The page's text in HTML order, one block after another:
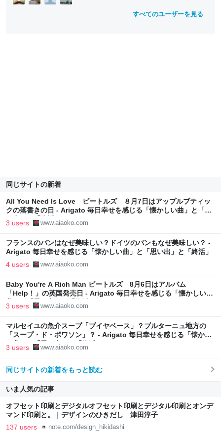
すべてのユーザーを見る
同じサイトの新着
All You Need Is Love ビートルズ ８月7日はアップルブティッ
クの落書きの日 - Arigato 毎日幸せを感じる「懐かしい曲」と「思
い出」と「終活」
3 users www.aiaoko.com
フランスのパンはなぜ美味しい？ドイツのパンもなぜ美味しい？ -
Arigato 毎日幸せを感じる「懐かしい曲」と「思い出」と「終活」
4 users www.aiaoko.com
Baby You're A Rich Man ビートルズ 8月6日はアルバム
「Help！」の英国発売日 - Arigato 毎日幸せを感じる「懐かしい
曲」と「思い出」と「終活」
3 users www.aiaoko.com
マルセイユの魚介スープ「ブイヤベース」？ブルターニュ地方の
「スープ・ド・ポワソン」？ - Arigato 毎日幸せを感じる「懐かし
い曲」と「思い出」と「終活」
3 users www.aiaoko.com
同じサイトの新着をもっと読む
いま人気の記事
オフセット印刷とデジタルオフセット印刷とデジタル印刷とオンデ
マンド印刷と。｜デザインのひきだし 津田淳子
137 users note.com/design_hikidashi